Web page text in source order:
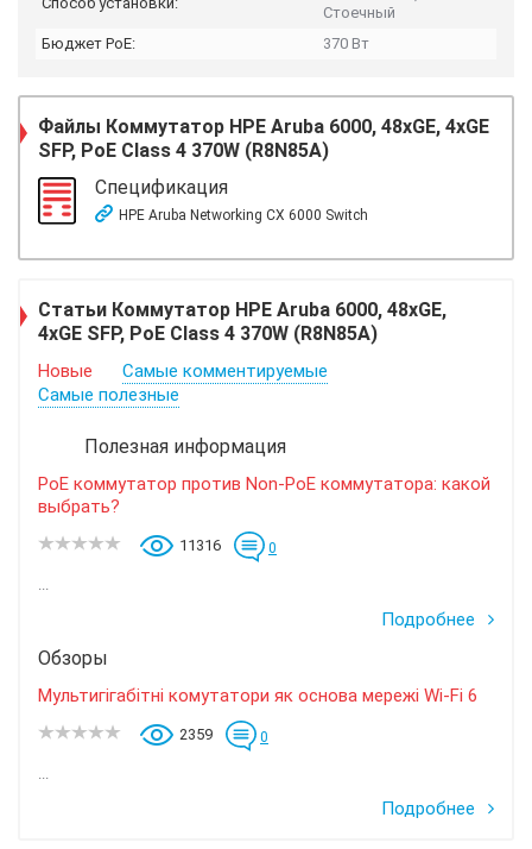
Стоечный
Бюджет PoE:
370 Вт
Файлы Коммутатор HPE Aruba 6000, 48xGE, 4xGE
SFP, PoE Class 4 370W (R8N85A)
Спецификация
HPE Aruba Networking CX 6000 Switch
Статьи Коммутатор HPE Aruba 6000, 48xGE,
4xGE SFP, PoE Class 4 370W (R8N85A)
Новые
Самые комментируемые
Самые полезные
Полезная информация
PoE коммутатор против Non-PoE коммутатора: какой
выбрать?
11316 0
...
Подробнее
Обзоры
Мультигігабітні комутатори як основа мережі Wi-Fi 6
2359 0
...
Подробнее